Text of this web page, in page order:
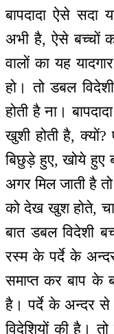
बापदादा ऐसे सदा
अभी है, ऐसे बच्चों
वालों का यह
हो। तो डबल
होती है ना।
खुशी होती है,
बिछुड़े हुए, खोये हुए
अगर मिल जाती है
को देख खुश होते,
बात डबल विदेशी
रस्म के पर्दे के
समाप्त कर बाप के
है। पर्दे के अन्दर से
विदेशियों की है।